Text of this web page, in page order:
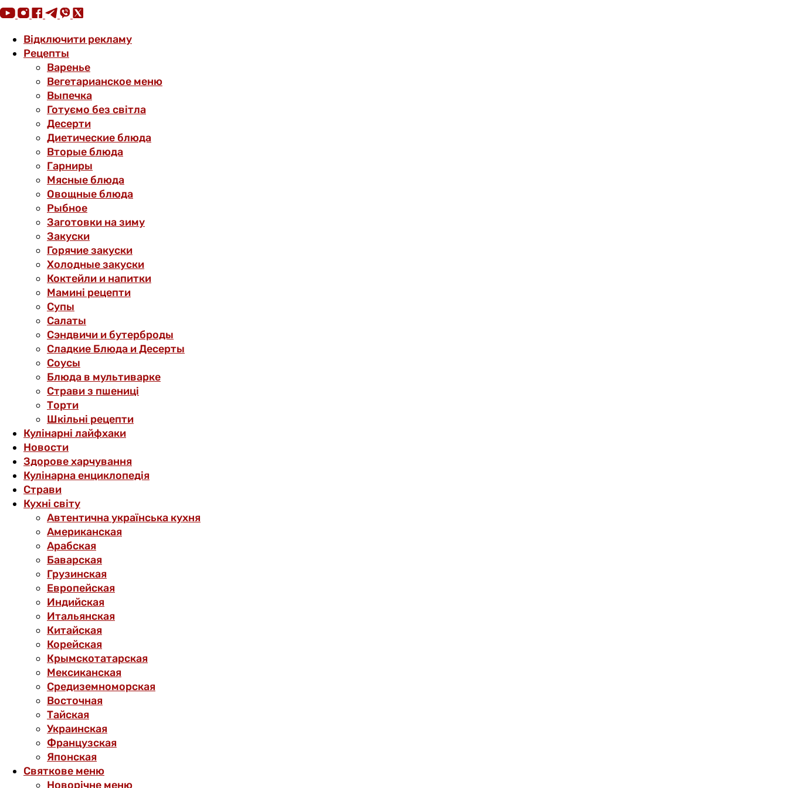
Відключити рекламу
Рецепты
Варенье
Вегетарианское меню
Выпечка
Готуємо без світла
Десерти
Диетические блюда
Вторые блюда
Гарниры
Мясные блюда
Овощные блюда
Рыбное
Заготовки на зиму
Закуски
Горячие закуски
Холодные закуски
Коктейли и напитки
Мамині рецепти
Супы
Салаты
Сэндвичи и бутерброды
Сладкие Блюда и Десерты
Соусы
Блюда в мультиварке
Страви з пшениці
Торти
Шкільні рецепти
Кулінарні лайфхаки
Новости
Здорове харчування
Кулінарна енциклопедія
Страви
Кухні світу
Автентична українська кухня
Американская
Арабская
Баварская
Грузинская
Европейская
Индийская
Итальянская
Китайская
Корейская
Крымскотатарская
Мексиканская
Средиземноморская
Восточная
Тайская
Украинская
Французская
Японская
Святкове меню
Новорічне меню